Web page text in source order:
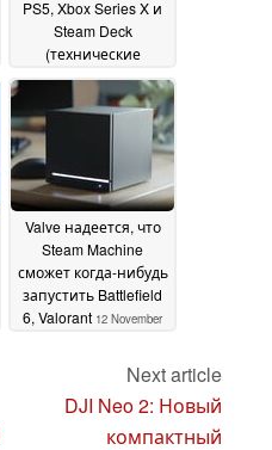
PS5, Xbox Series X и
Steam Deck
(технические
характеристики)12
November 2025
Valve надеется, что
Steam Machine
сможет когда-нибудь
запустить Battlefield
6, Valorant 12 November
Next article
DJI Neo 2: Новый
компактный